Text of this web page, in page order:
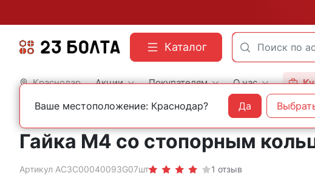
Каталог
Краснодар Акции Покупателям О нас
Главная Строительный крепеж Нержавеющий крепеж Гайки нержавеющие DIN 985 со
Гайка М4 со стопорным
Артикул АС3C00040093G07шт 1 отзыв
Ваше местоположение: Краснодар? Да